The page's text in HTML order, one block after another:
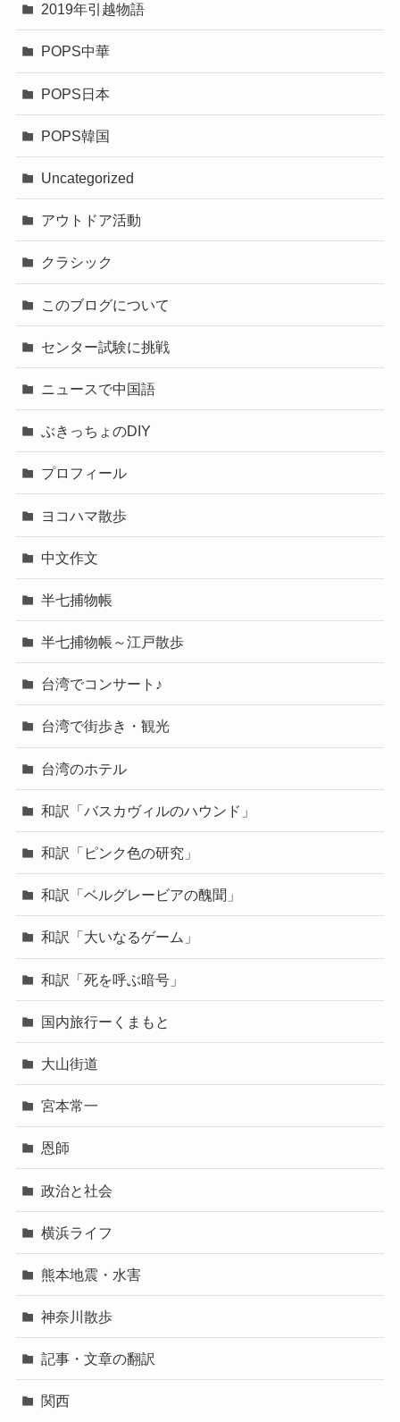
2019年引越物語
POPS中華
POPS日本
POPS韓国
Uncategorized
アウトドア活動
クラシック
このブログについて
センター試験に挑戦
ニュースで中国語
ぶきっちょのDIY
プロフィール
ヨコハマ散歩
中文作文
半七捕物帳
半七捕物帳～江戸散歩
台湾でコンサート♪
台湾で街歩き・観光
台湾のホテル
和訳「バスカヴィルのハウンド」
和訳「ピンク色の研究」
和訳「ベルグレービアの醜聞」
和訳「大いなるゲーム」
和訳「死を呼ぶ暗号」
国内旅行ーくまもと
大山街道
宮本常一
恩師
政治と社会
横浜ライフ
熊本地震・水害
神奈川散歩
記事・文章の翻訳
関西